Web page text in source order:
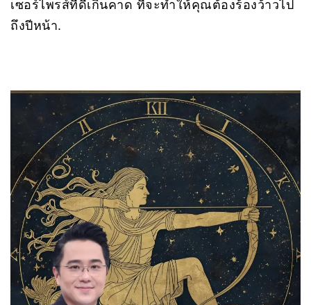
เซอร์ไพรส์ที่ดีเกินคาด ที่จะทำให้คุณต้องร้องว้าวไป
ถึงปีหน้า.